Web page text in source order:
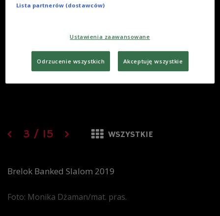
3 / 15 WSZYSTKIE
Brelok Banked Slalom 2019
Foto: Monika Dżaman/mat. pras.
Lista partnerów (dostawców)
Ustawienia zaawansowane
Odrzucenie wszystkich Akceptuję wszystkie